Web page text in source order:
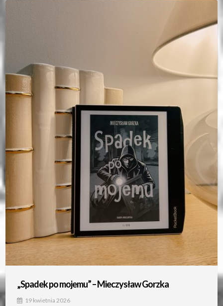
„Spadek po mojemu” – Mieczysław Gorzka
19 kwietnia 2026